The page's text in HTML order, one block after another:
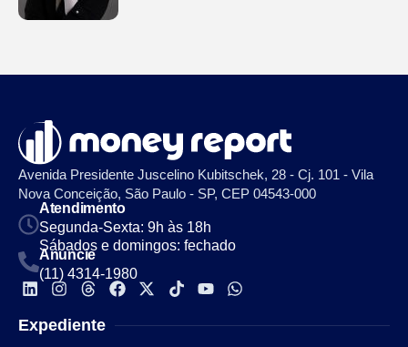
Avenida Presidente Juscelino Kubitschek, 28 - Cj. 101 - Vila
Nova Conceição, São Paulo - SP, CEP 04543-000
Atendimento
Segunda-Sexta: 9h às 18h
Sábados e domingos: fechado
Anuncie
(11) 4314-1980
Expediente